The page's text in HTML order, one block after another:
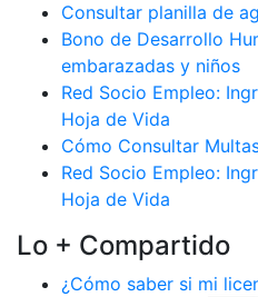
Consultar planilla de
Bono de Desarrollo
embarazadas y niños
Red Socio Empleo:
Hoja de Vida
Cómo Consultar
Red Socio Empleo:
Hoja de Vida
Lo + Compartido
¿Cómo saber si mi